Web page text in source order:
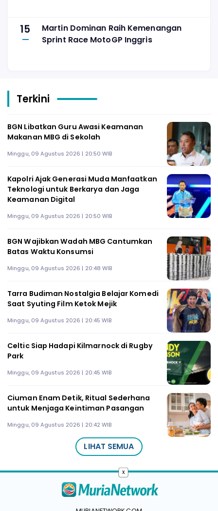
15
Martin Dominan Raih Kemenangan
Sprint Race MotoGP Inggris
Terkini
BGN Libatkan Guru Awasi Keamanan
Makanan MBG di Sekolah
Minggu, 09 Agustus 2026 | 20:50 WIB
Kapolri Ajak Generasi Muda Manfaatkan
Teknologi untuk Berkarya dan Jaga
Keamanan Digital
Minggu, 09 Agustus 2026 | 20:50 WIB
BGN Wajibkan Wadah MBG Cantumkan
Batas Waktu Konsumsi
Minggu, 09 Agustus 2026 | 20:48 WIB
Tarra Budiman Nostalgia Belajar Komedi
Saat Syuting Film Ketok Mejik
Minggu, 09 Agustus 2026 | 20:45 WIB
Celtic Siap Hadapi Kilmarnock di Rugby
Park
Minggu, 09 Agustus 2026 | 20:45 WIB
Ciuman Enam Detik, Ritual Sederhana
untuk Menjaga Keintiman Pasangan
Minggu, 09 Agustus 2026 | 20:42 WIB
LIHAT SEMUA
x